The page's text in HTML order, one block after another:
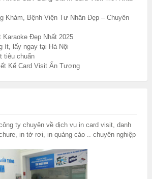
Khám, Bệnh Viện Tư Nhân Đẹp – Chuyên
Karaoke Đẹp Nhất 2025
ít, lấy ngay tại Hà Nội
tiêu chuẩn
Kế Card Visit Ấn Tượng
ty chuyên về dịch vụ in card visit, danh
in tờ rơi, in quảng cáo .. chuyên nghiệp